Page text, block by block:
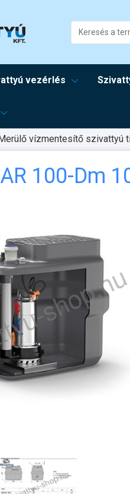
vezérlés
vízmentesítő szivattyú
100-Dm